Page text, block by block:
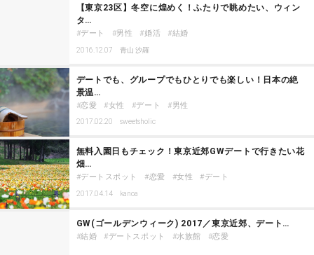
【東京23区】冬空に煌めく！ふたりで眺めたい、ウィン
タ…
デート 男性 婚活 結婚
2016.12.07 青山 沙羅
デートでも、グループでもひとりでも楽しい！日本の絶
景温…
恋愛 女性 デート 男性
2017.02.20 sweetsholic
無料入園日もチェック！東京近郊GWデートで行きたい花
畑…
デートスポット 恋愛 女性 デート
2017.04.14 kanoa
GW(ゴールデンウィーク) 2017／東京近郊、デート…
結婚 デートスポット 水族館 恋愛